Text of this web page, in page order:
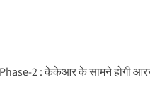
2 : केकेआर के सामने होगी